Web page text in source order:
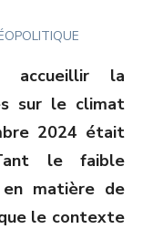
accueillir la
sur le climat
2024 était
le faible
en matière de
le contexte